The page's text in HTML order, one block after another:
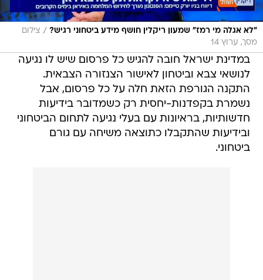
"לא אגלה מי רמז" שמעון ריקלין חושף מידע ביטחוני רגיש? / צילום
מסך, ערוץ 14
במדינת ישראל חובה להגיש כל פרסום שיש לו נגיעה
לנושאי צבא וביטחון לאישור הצנזורה הצבאית.
התקנה הגורפת הזאת חלה על כל פרסום, אבל
נשמרת בקפדנות-יחסית רק כשמדובר בידיעות
חדשותיות, בראיונות עם בעלי נגיעה לתחום הביטחוני
ובידיעות שהתקבלו כתוצאה משיחה עם גורם
ביטחוני.